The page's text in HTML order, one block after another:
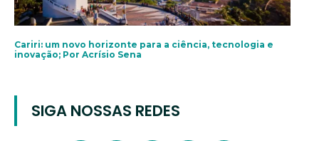
Cariri: um novo horizonte para a ciência, tecnologia e
inovação; Por Acrísio Sena
SIGA NOSSAS REDES